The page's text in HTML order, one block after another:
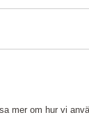
justera
vid
blöt. Genom att
både
mer om hur vi